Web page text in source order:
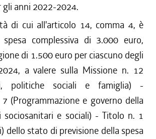
gli anni 2022-2024.
di cui all'articolo 14, comma 4, è
complessiva di 3.000 euro,
di 1.500 euro per ciascuno degli
a valere sulla Missione n. 12
politiche sociali e famiglia) -
(Programmazione e governo della
sociosanitari e sociali) - Titolo n. 1
dello stato di previsione della spesa